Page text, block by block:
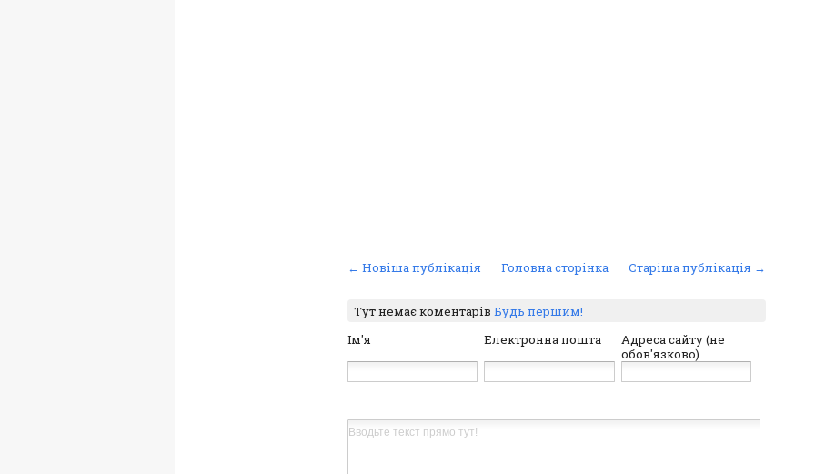
← Новіша публікація Старіша публікація →
Головна сторінка
Тут немає коментарів Будь першим!
Ім'я
Електронна пошта
Адреса сайту (не
обов'язково)